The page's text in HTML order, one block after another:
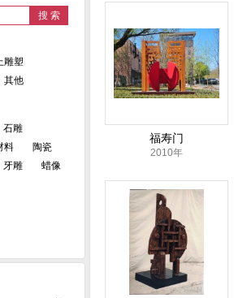
雕塑
其他
石雕
料
陶瓷
牙雕
蜡像
福寿门
2010年